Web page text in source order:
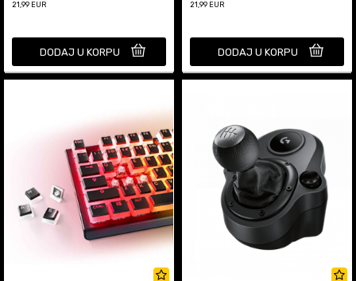
21,99 EUR
DODAJ U KORPU
21,99 EUR
DODAJ U KORPU